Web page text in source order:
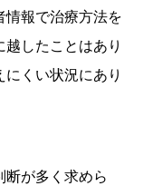
報で治療方法を
したことはあり
くい状況にあり
が多く求めら